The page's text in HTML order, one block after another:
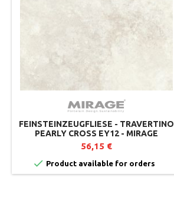
FEINSTEINZEUGFLIESE - TRAVERTINO
PEARLY CROSS EY12 - MIRAGE
60X60CM (2ER-SET)
56,15 €
 Product available for orders